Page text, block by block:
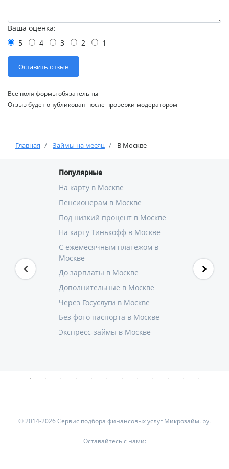
Ваша оценка:
5
4 3 2 1
Все поля формы обязательны
Отзыв будет опубликован после проверки модератором
Главная Займы на месяц В Москве
Популярные
На карту в Москве
Пенсионерам в Москве
Под низкий процент в Москве
На карту Тинькофф в Москве
С ежемесячным платежом в
Москве
До зарплаты в Москве
Дополнительные в Москве
Через Госуслуги в Москве
Без фото паспорта в Москве
Экспресс-займы в Москве
© 2014-2026 Сервис подбора финансовых услуг Микрозайм. ру.
Оставайтесь с нами: